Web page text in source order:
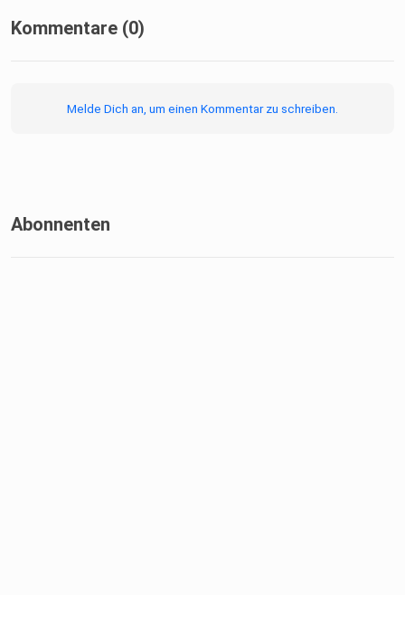
Kommentare (0)
Melde Dich an, um einen Kommentar zu schreiben.
Abonnenten